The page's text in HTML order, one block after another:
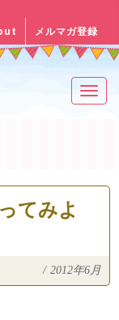
メルマガ登録
てみよ
/ 2012年6月